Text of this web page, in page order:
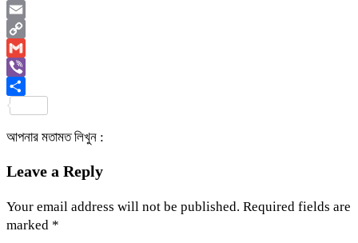
WhatsApp
Email
Copy
Link
Gmail
Viber
আপনার মতামত লিখুন :
Leave a Reply
Your email address will not be published. Required fields are
marked *